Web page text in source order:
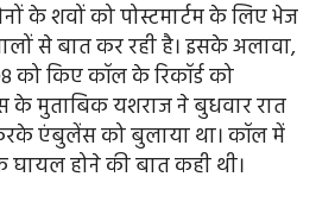
के शवों को पोस्टमार्टम के लिए भेज
से बात कर रही है। इसके अलावा,
को किए कॉल के रिकॉर्ड को
के मुताबिक यशराज ने बुधवार रात
एंबुलेंस को बुलाया था। कॉल में
घायल होने की बात कही थी।